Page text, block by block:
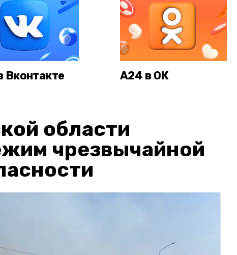
Вконтакте А24 в ОК
области
чрезвычайной